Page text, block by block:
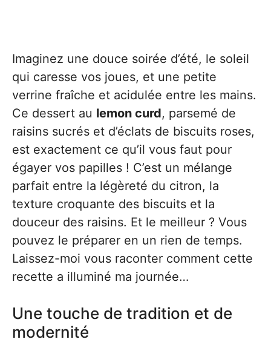
Imaginez une douce soirée d’été, le soleil
qui caresse vos joues, et une petite
verrine fraîche et acidulée entre les mains.
Ce dessert au lemon curd, parsemé de
raisins sucrés et d’éclats de biscuits roses,
est exactement ce qu’il vous faut pour
égayer vos papilles ! C’est un mélange
parfait entre la légèreté du citron, la
texture croquante des biscuits et la
douceur des raisins. Et le meilleur ? Vous
pouvez le préparer en un rien de temps.
Laissez-moi vous raconter comment cette
recette a illuminé ma journée…
Une touche de tradition et de
modernité